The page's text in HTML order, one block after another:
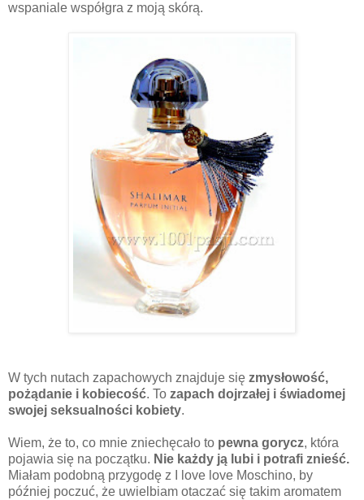
wspaniale współgra z moją skórą.
W tych nutach zapachowych znajduje się zmysłowość,
pożądanie i kobiecość. To zapach dojrzałej i świadomej
swojej seksualności kobiety.
Wiem, że to, co mnie zniechęcało to pewna gorycz, która
pojawia się na początku. Nie każdy ją lubi i potrafi znieść.
Miałam podobną przygodę z I love love Moschino, by
później poczuć, że uwielbiam otaczać się takim aromatem